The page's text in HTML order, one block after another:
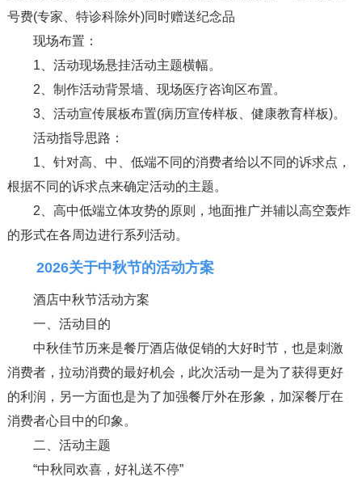
号费(专家、特诊科除外)同时赠送纪念品
现场布置：
1、活动现场悬挂活动主题横幅。
2、制作活动背景墙、现场医疗咨询区布置。
3、活动宣传展板布置(病历宣传样板、健康教育样板)。
活动指导思路：
1、针对高、中、低端不同的消费者给以不同的诉求点，
根据不同的诉求点来确定活动的主题。
2、高中低端立体攻势的原则，地面推广并辅以高空轰炸
的形式在各周边进行系列活动。
2026关于中秋节的活动方案
酒店中秋节活动方案
一、活动目的
中秋佳节历来是餐厅酒店做促销的大好时节，也是刺激
消费者，拉动消费的最好机会，此次活动一是为了获得更好
的利润，另一方面也是为了加强餐厅外在形象，加深餐厅在
消费者心目中的印象。
二、活动主题
“中秋同欢喜，好礼送不停”